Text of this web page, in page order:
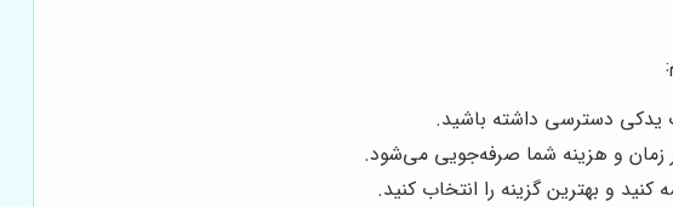
یدکی دسترسی داشته باشید.
زمان و هزینه شما صرفه‌جویی می‌شود.
و بهترین گزینه را انتخاب کنید.